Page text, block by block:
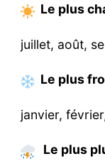
Le plus
juillet, août,
Le plus
janvier,
Le plus